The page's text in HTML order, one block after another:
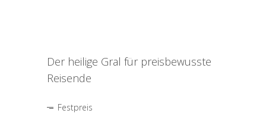
Der heilige Gral für preisbewusste
Reisende
Festpreis